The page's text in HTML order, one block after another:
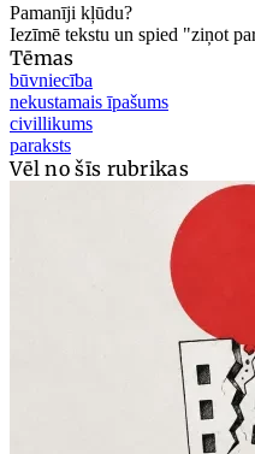
Pamanīji kļūdu?
Iezīmē tekstu un spied "ziņot
Tēmas
būvniecība
nekustamais īpašums
civillikums
paraksts
Vēl no šīs rubrikas